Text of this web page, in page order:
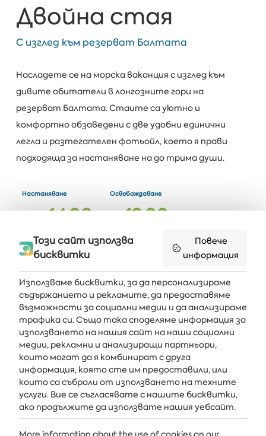
Двойна стая
С изглед към резерват Балтата
Насладете се на морска ваканция с изглед към
дивите обитатели в лонгозните гори на
резерват Балтата. Стаите са уютно и
комфортно обзаведени с две удобни единични
легла и разтегателен фотьойл, което я прави
подходяща за настаняване на до трима души.
Настаняване
след14:00
Освобождаване
до12:00
Максимално настаняване
2възрастни и 5 кв м
Получавайте последните новини и оферти направо във
вашата пощенска кутия
АБОНИРАЙ СЕ
АЛБЕНА
Този сайт използва
бисквитки
Повече
информация
Използваме бисквитки, за да персонализираме
съдържанието и рекламите, да предоставяме
възможности за социални медии и да анализираме
трафика си. Също така споделяме информация за
използването на нашия сайт на наши социални
медии, рекламни и анализиращи партньори,
които могат да я комбинират с друга
информация, която сте им предоставили, или
които са събрали от използването на техните
услуги. Вие се съгласявате с нашите бисквитки,
ако продължите да използвате нашия уебсайт.